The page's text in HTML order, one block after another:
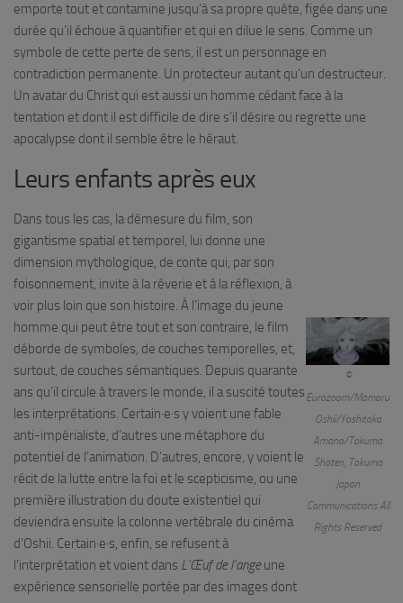
emporte tout et contamine jusqu’à sa propre quête, figée dans une
durée qu’il échoue à quantifier et qui en dilue le sens. Comme un
symbole de cette perte de sens, il est un personnage en
contradiction permanente. Un protecteur autant qu’un destructeur.
Un avatar du Christ qui est aussi un homme cédant face à la
tentation et dont il est difficile de dire s’il désire ou regrette une
apocalypse dont il semble être le héraut.
Leurs enfants après eux
Dans tous les cas, la démesure du film, son
gigantisme spatial et temporel, lui donne une
dimension mythologique, de conte qui, par son
foisonnement, invite à la rêverie et à la réflexion, à
voir plus loin que son histoire. À l’image du jeune
homme qui peut être tout et son contraire, le film
déborde de symboles, de couches temporelles, et,
surtout, de couches sémantiques. Depuis quarante
ans qu’il circule à travers le monde, il a suscité toutes
les interprétations. Certain·e·s y voient une fable
anti-impérialiste, d’autres une métaphore du
potentiel de l’animation. D’autres, encore, y voient le
récit de la lutte entre la foi et le scepticisme, ou une
première illustration du doute existentiel qui
deviendra ensuite la colonne vertébrale du cinéma
d’Oshii. Certain·e·s, enfin, se refusent à
l’interprétation et voient dans L’Œuf de l’angeune
expérience sensorielle portée par des images dont
©
Eurozoom/Mamoru
Oshii/Yoshitaka
Amano/Tokuma
Shoten, Tokuma
Japan
Communications All
Rights Reserved